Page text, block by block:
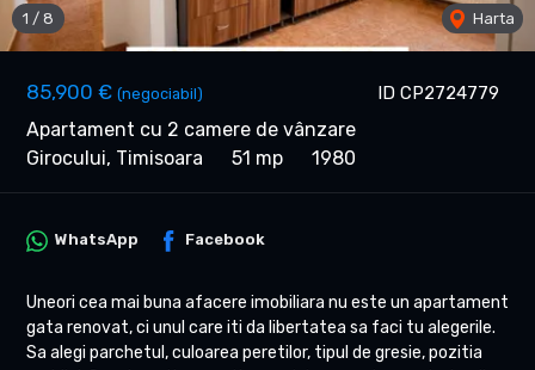
ID CP2724779
85,900 € (negociabil)
Apartament cu 2 camere de vânzare
Girocului, Timisoara
51 mp 1980
1 / 8 Harta
WhatsApp Facebook
Uneori cea mai buna afacere imobiliara nu este un apartament
gata renovat, ci unul care iti da libertatea sa faci tu alegerile.
Sa alegi parchetul, culoarea peretilor, tipul de gresie, pozitia